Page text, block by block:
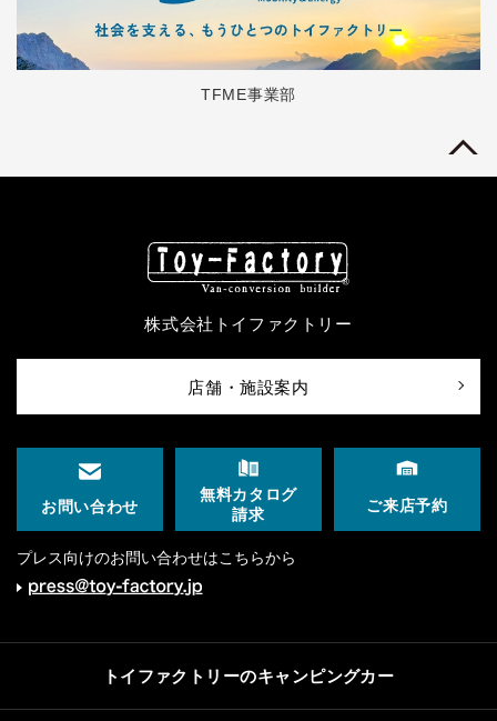
TFME事業部
株式会社トイファクトリー
店舗・施設案内
お問い合わせ
無料カタログ
請求
ご来店予約
プレス向けのお問い合わせはこちらから
トイファクトリーのキャンピングカー